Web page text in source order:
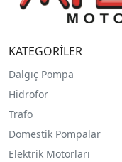
KATEGORİLER
Dalgıç Pompa
Hidrofor
Trafo
Domestik Pompalar
Elektrik Motorları